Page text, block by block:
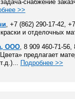
снабжение
>>
, +7 (862) 290-17-42,
и отделочных
ООО, 8 909 460-71-56,
предлагает
Подробнее >>